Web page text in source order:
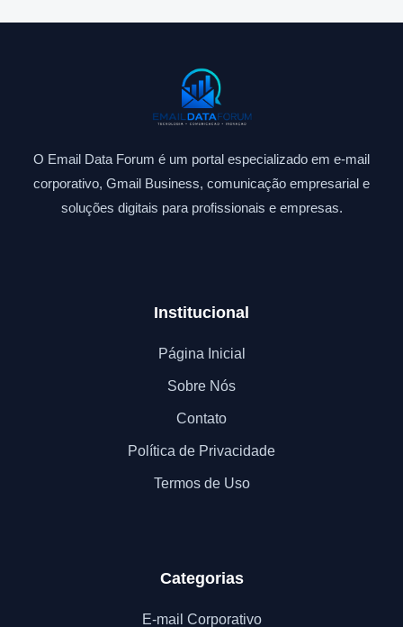
O Email Data Forum é um portal especializado em e-mail
corporativo, Gmail Business, comunicação empresarial e
soluções digitais para profissionais e empresas.
Institucional
Página Inicial
Sobre Nós
Contato
Política de Privacidade
Termos de Uso
Categorias
E-mail Corporativo